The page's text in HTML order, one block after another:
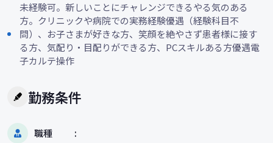
未経験可。新しいことにチャレンジできるやる気のある
方。クリニックや病院での実務経験優遇（経験科目不
問）、お子さまが好きな方、笑顔を絶やさず患者様に接す
る方、気配り・目配りができる方、PCスキルある方優遇電
子カルテ操作
勤務条件
職種